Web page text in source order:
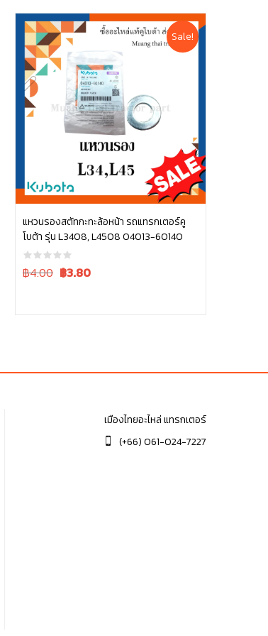
Sale!
แหวนรองสตัทกะทะล้อหน้า รถแทรกเตอร์คู
โบต้า รุ่น L3408, L4508 04013-60140
Original
฿4.00 Current
฿3.80
หยิบใส่ตะกร้า
เมืองไทยอะไหล่ แทรกเตอร์
(+66) 061-024-7227